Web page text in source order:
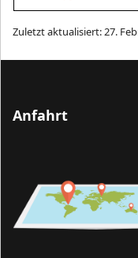
Zuletzt aktualisiert: 27.
Anfahrt